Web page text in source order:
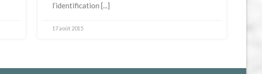
l’identification [...]
17 août 2015